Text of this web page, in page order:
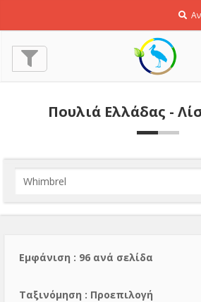
Πουλιά Ελλάδας -
Εμφάνιση : 96 ανά σελίδα
Тαξινόμηση : Προεπιλογή